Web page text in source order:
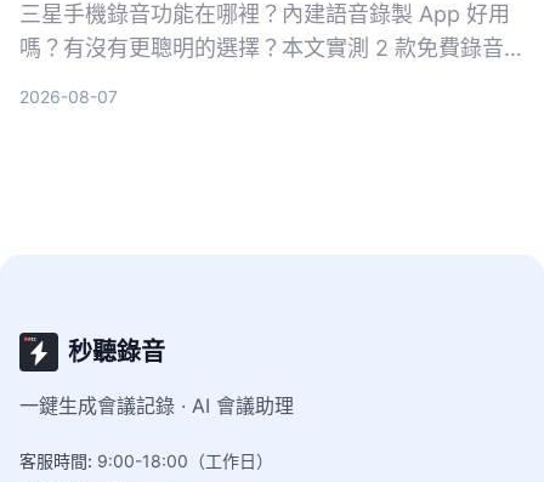
三星手機錄音功能在哪裡？內建語音錄製 App 好用
嗎？有沒有更聰明的選擇？本文實測 2 款免費錄音
2026-08-07
秒聽錄音
一鍵生成會議記錄 · AI 會議助理
客服時間: 9:00-18:00（工作日）